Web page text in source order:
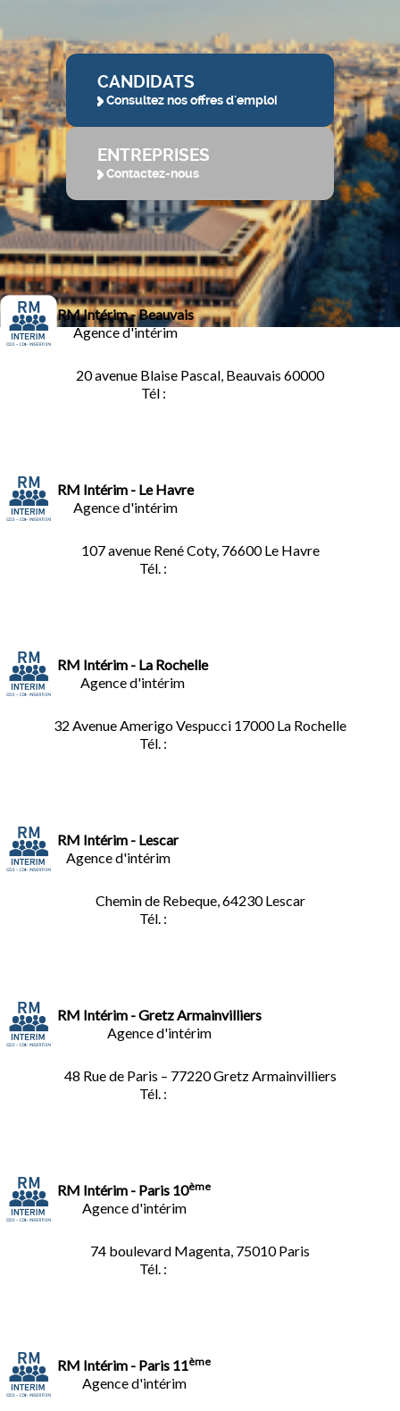
CANDIDATS
Consultez nos offres d'emploi
ENTREPRISES
Contactez-nous
RM Intérim - Beauvais
Agence d'intérim
20 avenue Blaise Pascal, Beauvais 60000
Tél :
RM Intérim - Le Havre
Agence d'intérim
107 avenue René Coty, 76600 Le Havre
Tél. :
RM Intérim - La Rochelle
Agence d'intérim
32 Avenue Amerigo Vespucci 17000 La Rochelle
Tél. :
RM Intérim - Lescar
Agence d'intérim
Chemin de Rebeque, 64230 Lescar
Tél. :
RM Intérim - Gretz Armainvilliers
Agence d'intérim
48 Rue de Paris – 77220 Gretz Armainvilliers
Tél. :
RM Intérim - Paris 10ème
Agence d'intérim
74 boulevard Magenta, 75010 Paris
Tél. :
RM Intérim - Paris 11ème
Agence d'intérim